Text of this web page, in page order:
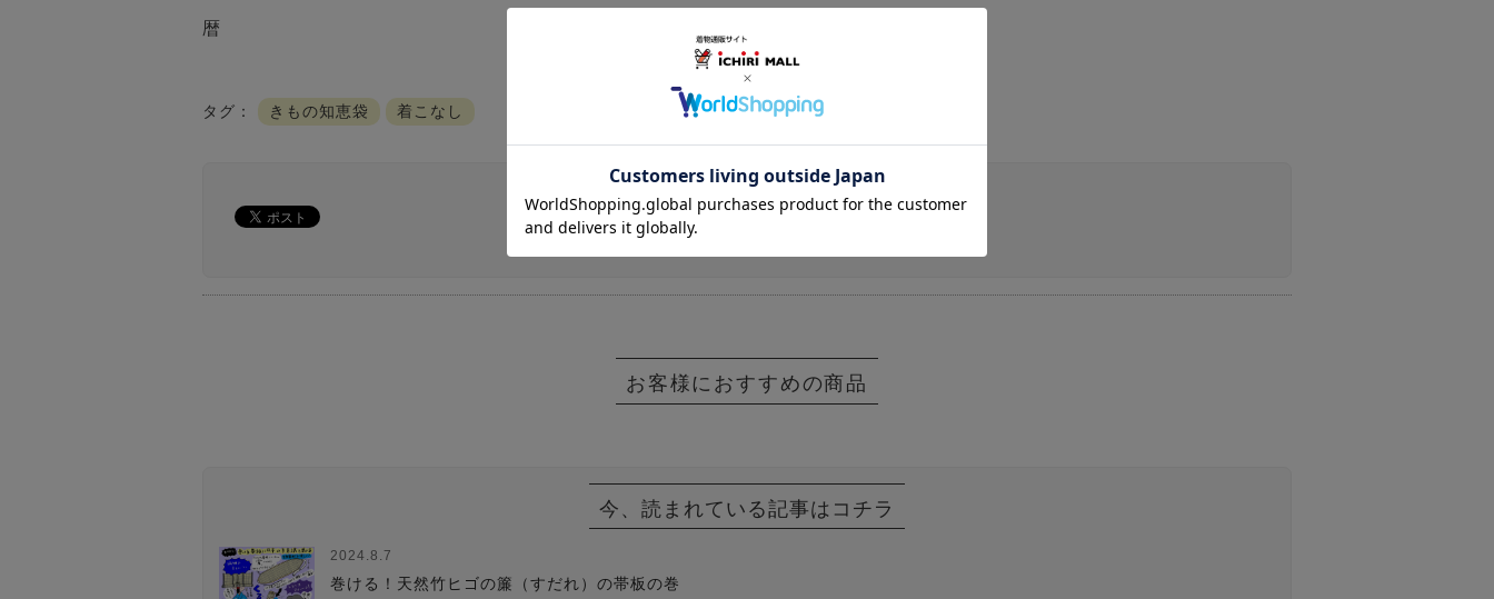
暦
タグ： きもの知恵袋 着こなし
今、読まれている記事はコチラ
2024.8.7
巻ける！天然竹ヒゴの簾（すだれ）の帯板の巻